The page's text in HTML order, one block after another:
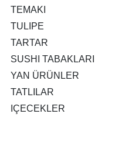
TEMAKI
TULIPE
TARTAR
SUSHI TABAKLARI
YAN ÜRÜNLER
TATLILAR
IÇECEKLER